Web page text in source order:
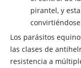
pirantel, y
Los parásitos
las clases de
resistencia a